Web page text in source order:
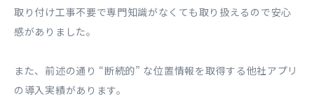
取り付け工事不要で専門知識がなくても取り扱えるので安心
感がありました。
また、前述の通り “断続的” な位置情報を取得する他社アプリ
の導入実績があります。